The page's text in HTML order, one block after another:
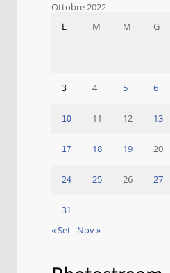
Ottobre 2022
L M M G
3 4 5 6
10 11 12 13
17 18 19 20
24 25 26 27
31
« Set Nov »